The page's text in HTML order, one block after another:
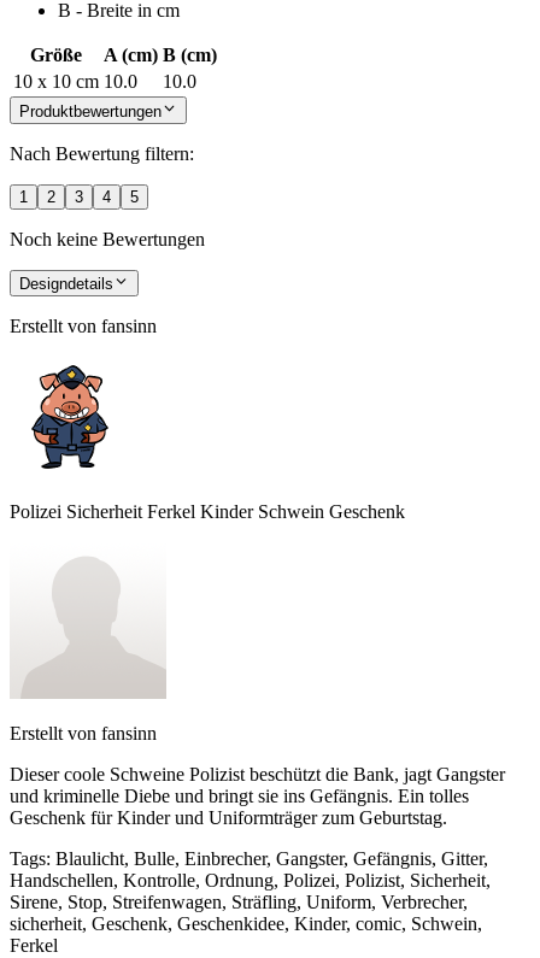
B - Breite in cm
Größe A (cm) B (cm)
10 x 10 cm 10.0 10.0
Produktbewertungen
Nach Bewertung filtern:
1 2 3 4 5
Noch keine Bewertungen
Designdetails
Erstellt von fansinn
Polizei Sicherheit Ferkel Kinder Schwein Geschenk
Erstellt von fansinn
Dieser coole Schweine Polizist beschützt die Bank, jagt Gangster
und kriminelle Diebe und bringt sie ins Gefängnis. Ein tolles
Geschenk für Kinder und Uniformträger zum Geburtstag.
Tags: Blaulicht, Bulle, Einbrecher, Gangster, Gefängnis, Gitter,
Handschellen, Kontrolle, Ordnung, Polizei, Polizist, Sicherheit,
Sirene, Stop, Streifenwagen, Sträfling, Uniform, Verbrecher,
sicherheit, Geschenk, Geschenkidee, Kinder, comic, Schwein,
Ferkel